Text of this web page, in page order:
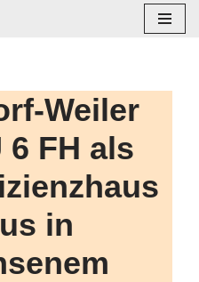
Weiler
6 FH als
in